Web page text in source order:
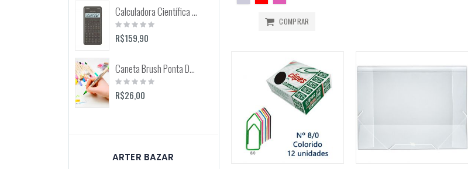
COMPRAR
Calculadora Científica FX-82MS 12 Dígitos (Casio)
Rating:
0%
R$159,90
Caneta Brush Ponta Dupla Zig Brushables (Kuretake)
Rating:
0%
R$26,00
Rating:
Rating:
0%
R$129,00
ARTER BAZAR